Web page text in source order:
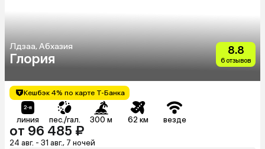
Лдзаа, Абхазия
Глория
8.8
6 отзывов
Кешбэк 4% по карте Т-Банка
линия пес./гал. 300 м 62 км везде
от 96 485 ₽
24 авг. - 31 авг., 7 ночей